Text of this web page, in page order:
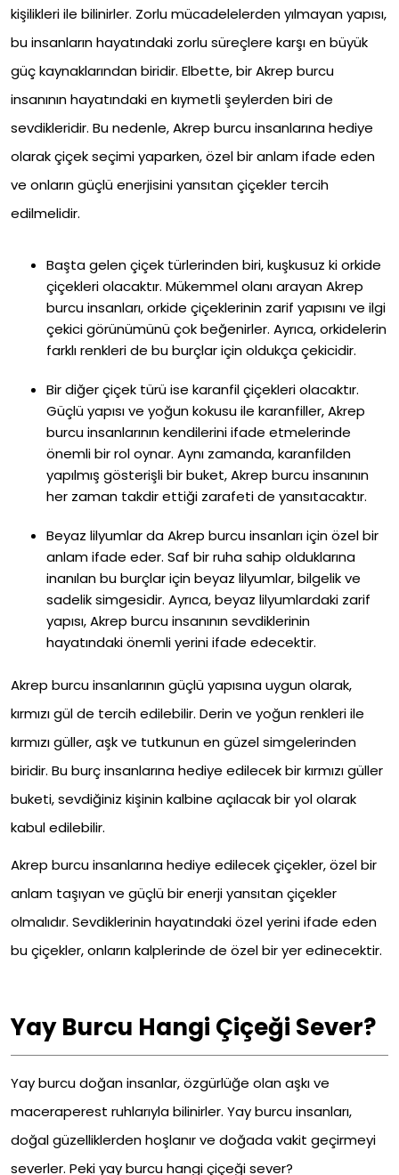
kişilikleri ile bilinirler. Zorlu mücadelelerden yılmayan yapısı,
bu insanların hayatındaki zorlu süreçlere karşı en büyük
güç kaynaklarından biridir. Elbette, bir Akrep burcu
insanının hayatındaki en kıymetli şeylerden biri de
sevdikleridir. Bu nedenle, Akrep burcu insanlarına hediye
olarak çiçek seçimi yaparken, özel bir anlam ifade eden
ve onların güçlü enerjisini yansıtan çiçekler tercih
edilmelidir.
Başta gelen çiçek türlerinden biri, kuşkusuz ki orkide
çiçekleri olacaktır. Mükemmel olanı arayan Akrep
burcu insanları, orkide çiçeklerinin zarif yapısını ve ilgi
çekici görünümünü çok beğenirler. Ayrıca, orkidelerin
farklı renkleri de bu burçlar için oldukça çekicidir.
Bir diğer çiçek türü ise karanfil çiçekleri olacaktır.
Güçlü yapısı ve yoğun kokusu ile karanfiller, Akrep
burcu insanlarının kendilerini ifade etmelerinde
önemli bir rol oynar. Aynı zamanda, karanfilden
yapılmış gösterişli bir buket, Akrep burcu insanının
her zaman takdir ettiği zarafeti de yansıtacaktır.
Beyaz lilyumlar da Akrep burcu insanları için özel bir
anlam ifade eder. Saf bir ruha sahip olduklarına
inanılan bu burçlar için beyaz lilyumlar, bilgelik ve
sadelik simgesidir. Ayrıca, beyaz lilyumlardaki zarif
yapısı, Akrep burcu insanının sevdiklerinin
hayatındaki önemli yerini ifade edecektir.
Akrep burcu insanlarının güçlü yapısına uygun olarak,
kırmızı gül de tercih edilebilir. Derin ve yoğun renkleri ile
kırmızı güller, aşk ve tutkunun en güzel simgelerinden
biridir. Bu burç insanlarına hediye edilecek bir kırmızı güller
buketi, sevdiğiniz kişinin kalbine açılacak bir yol olarak
kabul edilebilir.
Akrep burcu insanlarına hediye edilecek çiçekler, özel bir
anlam taşıyan ve güçlü bir enerji yansıtan çiçekler
olmalıdır. Sevdiklerinin hayatındaki özel yerini ifade eden
bu çiçekler, onların kalplerinde de özel bir yer edinecektir.
Yay Burcu Hangi Çiçeği Sever?
Yay burcu doğan insanlar, özgürlüğe olan aşkı ve
maceraperest ruhlarıyla bilinirler. Yay burcu insanları,
doğal güzelliklerden hoşlanır ve doğada vakit geçirmeyi
severler. Peki yay burcu hangi çiçeği sever?